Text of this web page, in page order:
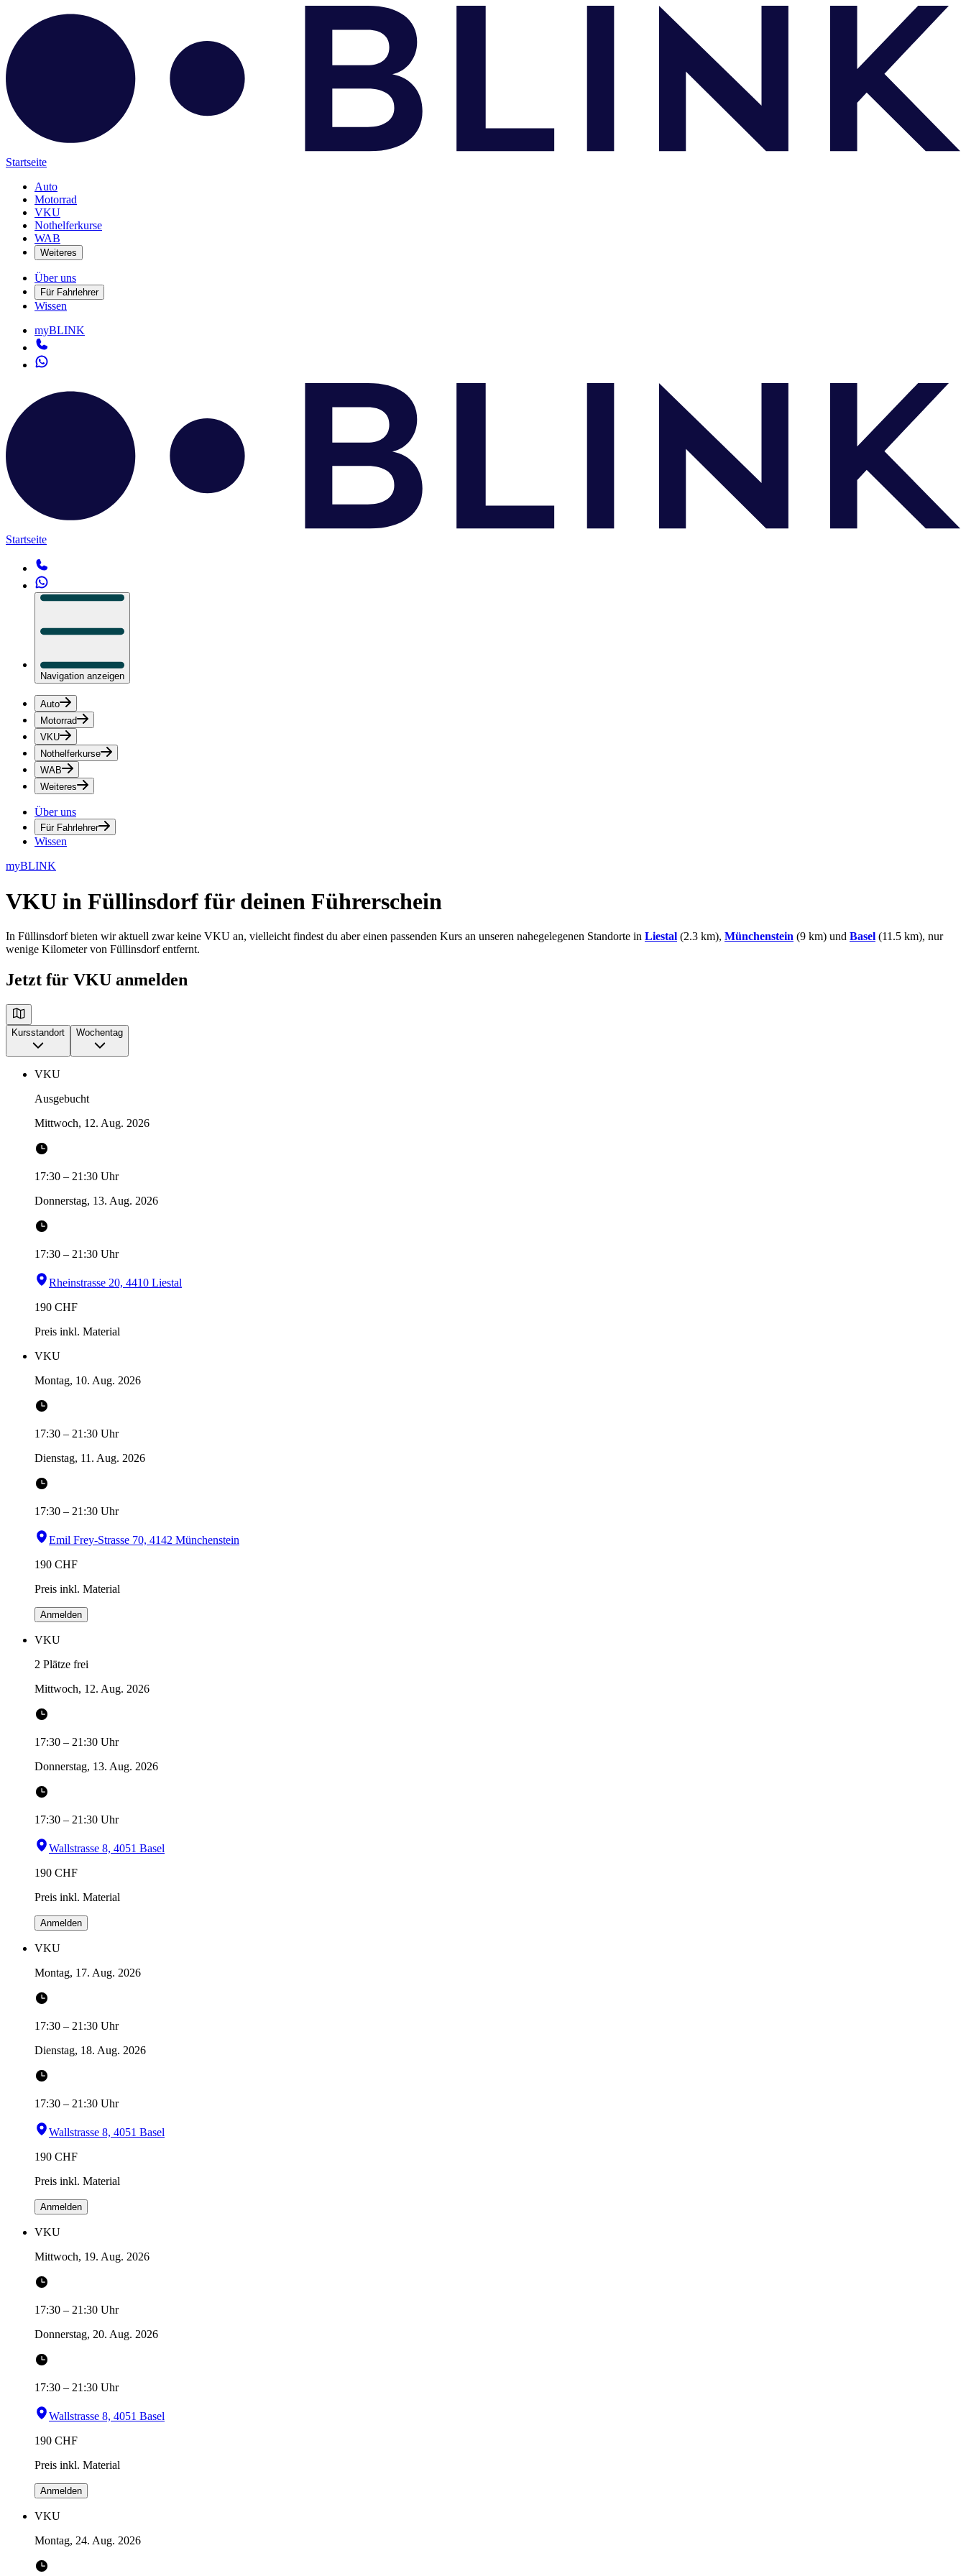
Startseite
Auto
Motorrad
VKU
Nothelferkurse
WAB
Weiteres
Über uns
Für Fahrlehrer
Wissen
myBLINK
Startseite
Navigation anzeigen
Auto
Motorrad
VKU
Nothelferkurse
WAB
Weiteres
Über uns
Für Fahrlehrer
Wissen
myBLINK
VKU in Füllinsdorf für deinen Führerschein
In Füllinsdorf bieten wir aktuell zwar keine VKU an, vielleicht findest du aber einen passenden Kurs an unseren nahegelegenen Standorte in Liestal (2.3 km), Münchenstein (9 km) und Basel (11.5 km), nur
wenige Kilometer von Füllinsdorf entfernt.
Jetzt für VKU anmelden
Kursstandort Wochentag
VKU
Ausgebucht
Mittwoch, 12. Aug. 2026
17:30 – 21:30 Uhr
Donnerstag, 13. Aug. 2026
17:30 – 21:30 Uhr
Rheinstrasse 20, 4410 Liestal
190 CHF
Preis inkl. Material
VKU
Montag, 10. Aug. 2026
17:30 – 21:30 Uhr
Dienstag, 11. Aug. 2026
17:30 – 21:30 Uhr
Emil Frey-Strasse 70, 4142 Münchenstein
190 CHF
Preis inkl. Material
Anmelden
VKU
2 Plätze frei
Mittwoch, 12. Aug. 2026
17:30 – 21:30 Uhr
Donnerstag, 13. Aug. 2026
17:30 – 21:30 Uhr
Wallstrasse 8, 4051 Basel
190 CHF
Preis inkl. Material
Anmelden
VKU
Montag, 17. Aug. 2026
17:30 – 21:30 Uhr
Dienstag, 18. Aug. 2026
17:30 – 21:30 Uhr
Wallstrasse 8, 4051 Basel
190 CHF
Preis inkl. Material
Anmelden
VKU
Mittwoch, 19. Aug. 2026
17:30 – 21:30 Uhr
Donnerstag, 20. Aug. 2026
17:30 – 21:30 Uhr
Wallstrasse 8, 4051 Basel
190 CHF
Preis inkl. Material
Anmelden
VKU
Montag, 24. Aug. 2026